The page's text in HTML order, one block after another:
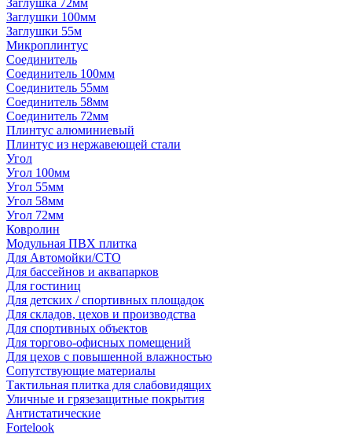
Заглушка 72мм
Заглушки 100мм
Заглушки 55м
Микроплинтус
Соединитель
Соединитель 100мм
Соединитель 55мм
Соединитель 58мм
Соединитель 72мм
Плинтус алюминиевый
Плинтус из нержавеющей стали
Угол
Угол 100мм
Угол 55мм
Угол 58мм
Угол 72мм
Ковролин
Модульная ПВХ плитка
Для Автомойки/СТО
Для бассейнов и аквапарков
Для гостиниц
Для детских / спортивных площадок
Для складов, цехов и производства
Для спортивных объектов
Для торгово-офисных помещений
Для цехов с повышенной влажностью
Сопутствующие материалы
Тактильная плитка для слабовидящих
Уличные и грязезащитные покрытия
Антистатические
Fortelook